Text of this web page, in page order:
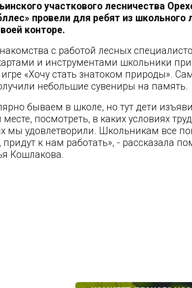
участкового лесничества
провели для ребят из школьного
конторе.
с работой лесных
и инструментами школьники
«Хочу стать знатоком природы».
небольшие сувениры на память.
бываем в школе, но тут дети
посмотреть, в каких условиях
мы удовлетворили. Школьникам все
придут к нам работать», - рассказала
Кошлакова.